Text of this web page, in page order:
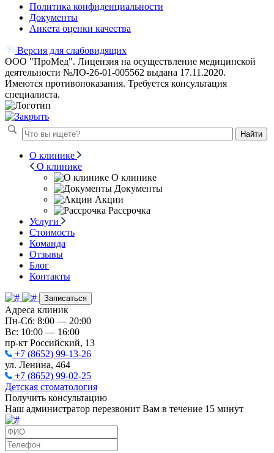
Политика конфиденциальности
Документы
Анкета оценки качества
Версия для слабовидящих
ООО "ПроМед". Лицензия на осуществление медицинской
деятельности №ЛО-26-01-005562 выдана 17.11.2020.
Имеются противопоказания. Требуется консультация
специалиста.
Найти
О клинике
О клинике
О клинике
Документы
Акции
Рассрочка
Услуги
Стоимость
Команда
Отзывы
Блог
Контакты
Записаться
Адреса клиник
Пн-Сб: 8:00 — 20:00
Вс: 10:00 — 16:00
пр-кт Российский, 13
+7 (8652) 99-13-26
ул. Ленина, 464
+7 (8652) 99-02-25
Детская стоматология
Получить консультацию
Наш администратор перезвонит Вам в течение 15 минут